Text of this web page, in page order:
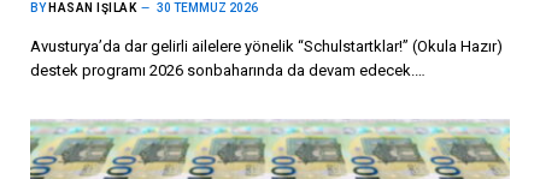
BY HASAN IŞILAK 30 TEMMUZ 2026
Avusturya’da dar gelirli ailelere yönelik “Schulstartklar!” (Okula Hazır)
destek programı 2026 sonbaharında da devam edecek.…